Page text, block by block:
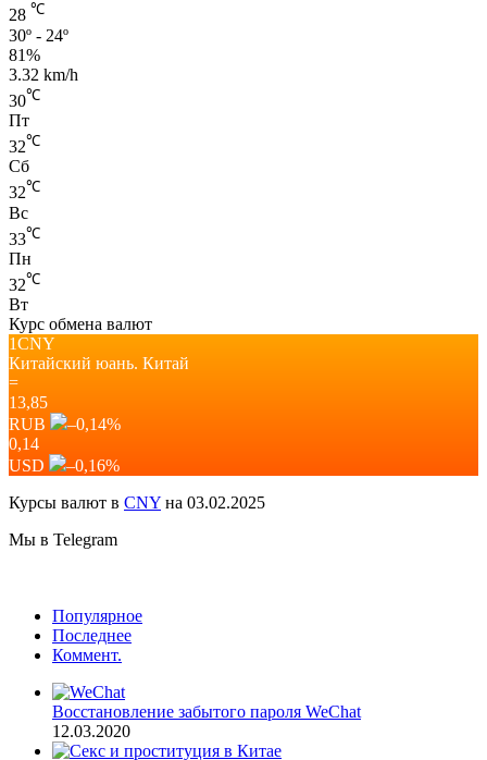
28 ℃
30º - 24º
81%
3.32 km/h
30℃
Пт
32℃
Сб
32℃
Вс
33℃
Пн
32℃
Вт
Курс обмена валют
1CNY
Китайский юань. Китай
=
13,85
RUB
–0,14%
0,14
USD
–0,16%
Курсы валют в CNY на 03.02.2025
Мы в Telegram
Популярное
Последнее
Коммент.
Восстановление забытого пароля WeChat
12.03.2020